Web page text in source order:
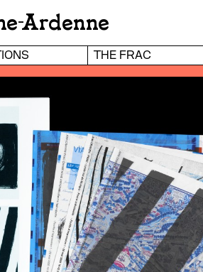
Ardenne
THE FRAC